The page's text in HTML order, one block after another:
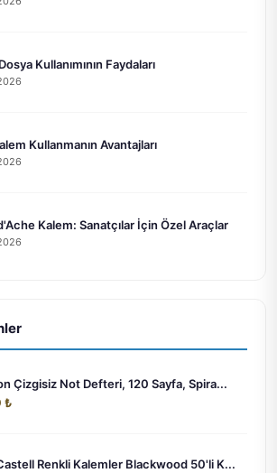
Kullanımının Faydaları
Kullanmanın Avantajları
Kalem: Sanatçılar İçin Özel Araçlar
Çizgisiz Not Defteri, 120 Sayfa, Spira...
₺
Renkli Kalemler Blackwood 50'li K...